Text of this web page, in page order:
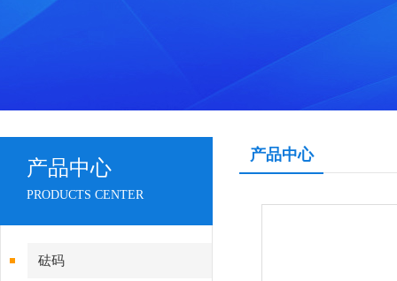
产品中心
PRODUCTS CENTER
砝码
产品中心